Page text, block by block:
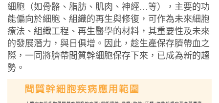
細胞（如骨骼、脂肪、肌肉、神經…等），主要的功
能偏向於細胞、組織的再生與修復，可作為未來細胞
療法、組織工程、再生醫學的材料，其重要性及未來
的發展潛力，與日俱增。因此，趁生產保存臍帶血之
際，一同將臍帶間質幹細胞保存下來，已成為新的趨
勢。